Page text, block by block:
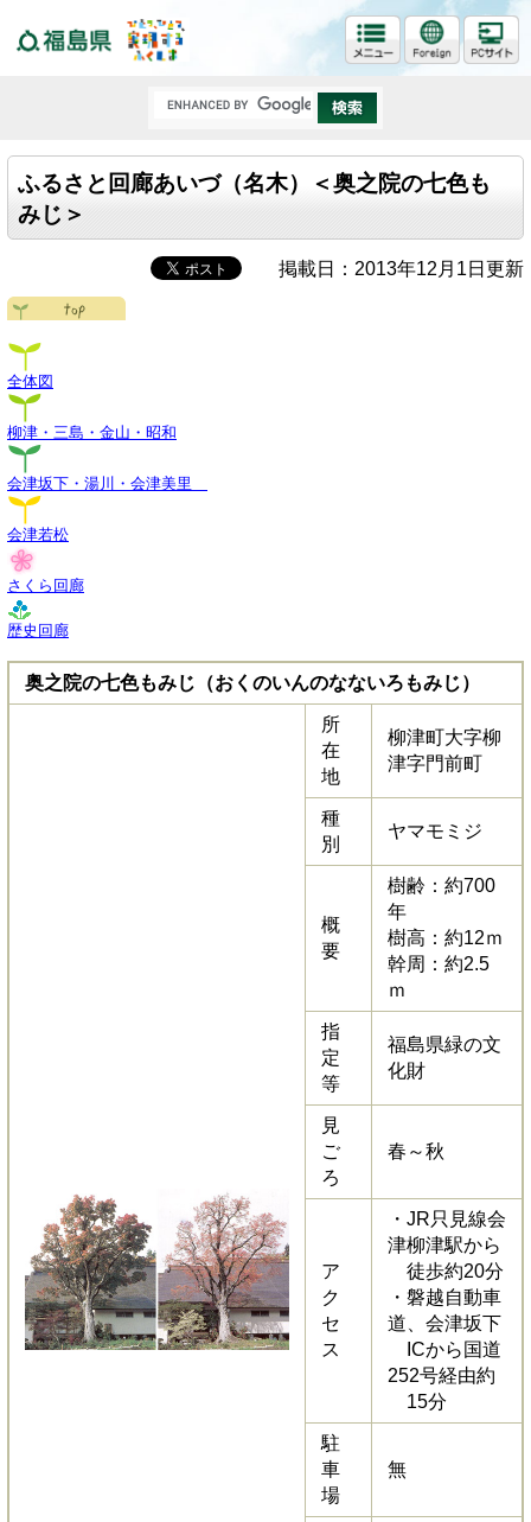
ふるさと回廊あいづ（名木）＜奥之院の七色も
みじ＞
掲載日：2013年12月1日更新
全体図
柳津・三島・金山・昭和
会津坂下・湯川・会津美里
会津若松
さくら回廊
歴史回廊
奥之院の七色もみじ（おくのいんのなないろもみじ）
所
在
地
柳津町大字柳
津字門前町
種
別
ヤマモミジ
概
要
樹齢：約700
年
樹高：約12ｍ
幹周：約2.5
ｍ
指
定
等
福島県緑の文
化財
見
ご
ろ
春～秋
ア
ク
セ
ス
・JR只見線会
津柳津駅から
徒歩約20分
・磐越自動車
道、会津坂下
ICから国道
252号経由約
15分
駐
車
場
無